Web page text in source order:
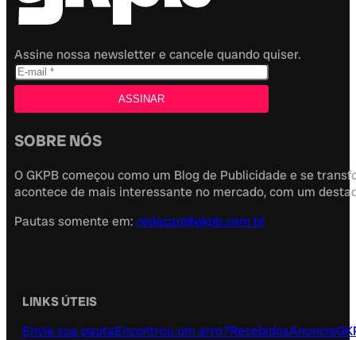
Assine nossa newsletter e cancele quando quiser.
SOBRE NÓS
O GKPB começou como um Blog de Publicidade e se
acontece de mais interessante no mercado, com um
Pautas somente em: redacao@gkpb.com.br
LINKS ÚTEIS
Envie sua pautaEncontrou um erro?RecebidosAnuncie